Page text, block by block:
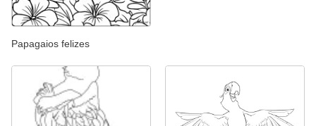
Papagaios felizes